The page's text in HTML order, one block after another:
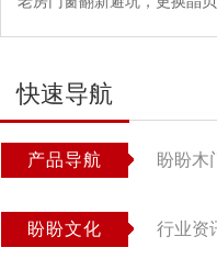
快速导航
产品导航 盼盼木
盼盼文化 行业资